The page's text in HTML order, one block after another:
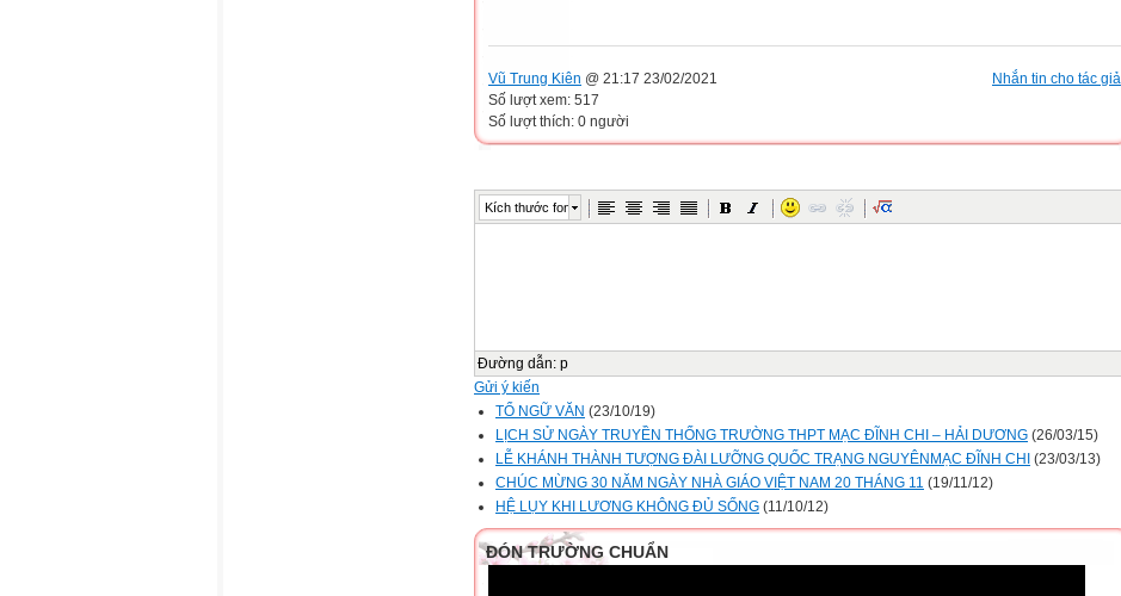
Nhắn tin cho tác giả
Vũ Trung Kiên @ 21:17 23/02/2021
Số lượt xem: 517
Số lượt thích: 0 người
Kích thước font
Đường dẫn: p
Gửi ý kiến
TỔ NGỮ VĂN (23/10/19)
LỊCH SỬ NGÀY TRUYỀN THỐNG TRƯỜNG THPT MẠC ĐĨNH CHI – HẢI DƯƠNG (26/03/15)
LỄ KHÁNH THÀNH TƯỢNG ĐÀI LƯỠNG QUỐC TRẠNG NGUYÊNMẠC ĐĨNH CHI (23/03/13)
CHÚC MỪNG 30 NĂM NGÀY NHÀ GIÁO VIỆT NAM 20 THÁNG 11 (19/11/12)
HỆ LỤY KHI LƯƠNG KHÔNG ĐỦ SỐNG (11/10/12)
ĐÓN TRƯỜNG CHUẨN